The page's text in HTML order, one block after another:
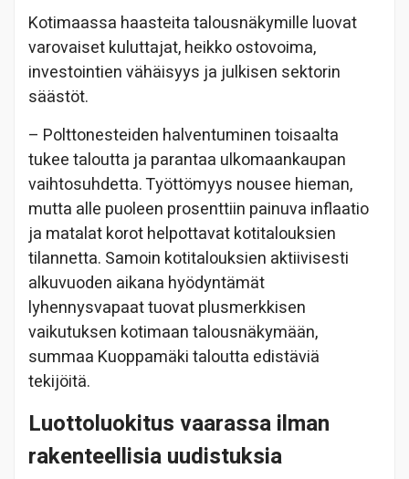
Kotimaassa haasteita talousnäkymille luovat
varovaiset kuluttajat, heikko ostovoima,
investointien vähäisyys ja julkisen sektorin
säästöt.
– Polttonesteiden halventuminen toisaalta
tukee taloutta ja parantaa ulkomaankaupan
vaihtosuhdetta. Työttömyys nousee hieman,
mutta alle puoleen prosenttiin painuva inflaatio
ja matalat korot helpottavat kotitalouksien
tilannetta. Samoin kotitalouksien aktiivisesti
alkuvuoden aikana hyödyntämät
lyhennysvapaat tuovat plusmerkkisen
vaikutuksen kotimaan talousnäkymään,
summaa Kuoppamäki taloutta edistäviä
tekijöitä.
Luottoluokitus vaarassa ilman
rakenteellisia uudistuksia